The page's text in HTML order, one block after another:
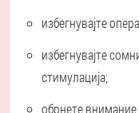
избегнувајте
избегнувајте
стимулација;
обрнете внимание